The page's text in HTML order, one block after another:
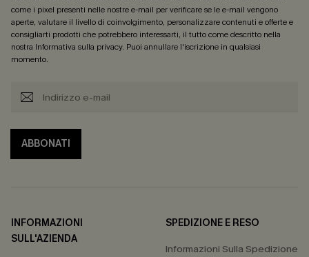
come i pixel presenti nelle nostre e-mail per verificare se le e-mail vengono
aperte, valutare il livello di coinvolgimento, personalizzare contenuti e offerte e
consigliarti prodotti che potrebbero interessarti, il tutto come descritto nella
nostra Informativa sulla privacy. Puoi annullare l'iscrizione in qualsiasi
momento.
ABBONATI
INFORMAZIONI
SULL'AZIENDA
SPEDIZIONE E RESO
Informazioni Sulla Spedizione